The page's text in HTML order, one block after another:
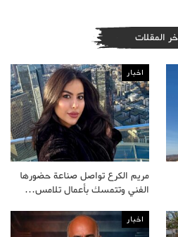
المقلات
اخبار
مريم الكرع تواصل صناعة حضورها
الفني وتتمسك بأعمال تلامس…
اخبار